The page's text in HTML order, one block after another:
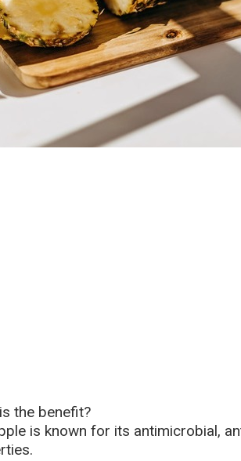
the benefit?
is known for its antimicrobial,